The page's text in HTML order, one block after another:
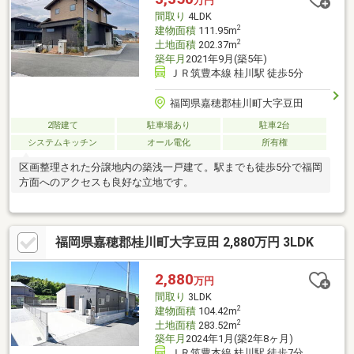
間取り 4LDK
建物面積111.95m2
土地面積202.37m2
築年月 2021年9月(築5年)
ＪＲ筑豊本線 桂川駅 徒歩5分
福岡県嘉穂郡桂川町大字豆田
2階建て 駐車場あり
駐車2台
システムキッチン
オール電化 所有権
区画整理された分譲地内の築浅一戸建て。駅までも徒歩5分で福岡
方面へのアクセスも良好な立地です。
福岡県嘉穂郡桂川町大字豆田 2,880万円 3LDK
2,880万円
間取り 3LDK
建物面積104.42m2
土地面積283.52m2
築年月 2024年1月(築2年8ヶ月)